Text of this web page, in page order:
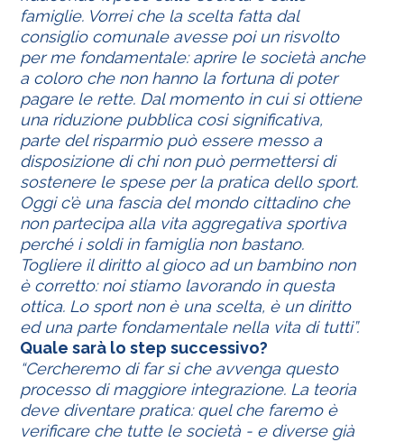
famiglie. Vorrei che la scelta fatta dal
consiglio comunale avesse poi un risvolto
per me fondamentale: aprire le società anche
a coloro che non hanno la fortuna di poter
pagare le rette. Dal momento in cui si ottiene
una riduzione pubblica cosi significativa,
parte del risparmio può essere messo a
disposizione di chi non può permettersi di
sostenere le spese per la pratica dello sport.
Oggi c’è una fascia del mondo cittadino che
non partecipa alla vita aggregativa sportiva
perché i soldi in famiglia non bastano.
Togliere il diritto al gioco ad un bambino non
è corretto: noi stiamo lavorando in questa
ottica. Lo sport non è una scelta, è un diritto
ed una parte fondamentale nella vita di tutti”.
Quale sarà lo step successivo?
“Cercheremo di far si che avvenga questo
processo di maggiore integrazione. La teoria
deve diventare pratica: quel che faremo è
verificare che tutte le società - e diverse già